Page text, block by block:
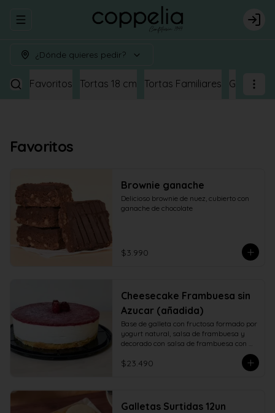
Abrir menu de navegación Login
¿Dónde quieres pedir?
Favoritos Tortas 18 cm Tortas Familiares Galletas
Favoritos
Brownie ganache
Delicioso brownie de nuez, cubierto con
ganache de chocolate
$3.990
Cheesecake Frambuesa sin
Azucar (añadida)
Base de galleta con fructosa formado por
yogurt natural, salsa de frambuesa y
decorado con salsa de frambuesa con
$23.490
Galletas Surtidas 12un